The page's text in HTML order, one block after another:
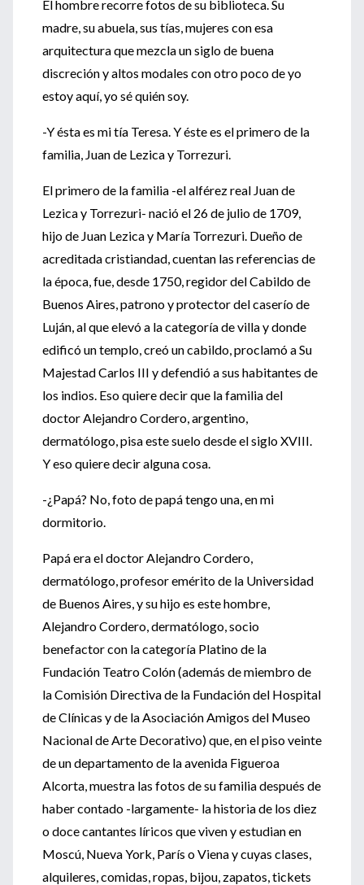
El hombre recorre fotos de su biblioteca. Su
madre, su abuela, sus tías, mujeres con esa
arquitectura que mezcla un siglo de buena
discreción y altos modales con otro poco de yo
estoy aquí, yo sé quién soy.
-Y ésta es mi tía Teresa. Y éste es el primero de la
familia, Juan de Lezica y Torrezuri.
El primero de la familia -el alférez real Juan de
Lezica y Torrezuri- nació el 26 de julio de 1709,
hijo de Juan Lezica y María Torrezuri. Dueño de
acreditada cristiandad, cuentan las referencias de
la época, fue, desde 1750, regidor del Cabildo de
Buenos Aires, patrono y protector del caserío de
Luján, al que elevó a la categoría de villa y donde
edificó un templo, creó un cabildo, proclamó a Su
Majestad Carlos III y defendió a sus habitantes de
los indios. Eso quiere decir que la familia del
doctor Alejandro Cordero, argentino,
dermatólogo, pisa este suelo desde el siglo XVIII.
Y eso quiere decir alguna cosa.
-¿Papá? No, foto de papá tengo una, en mi
dormitorio.
Papá era el doctor Alejandro Cordero,
dermatólogo, profesor emérito de la Universidad
de Buenos Aires, y su hijo es este hombre,
Alejandro Cordero, dermatólogo, socio
benefactor con la categoría Platino de la
Fundación Teatro Colón (además de miembro de
la Comisión Directiva de la Fundación del Hospital
de Clínicas y de la Asociación Amigos del Museo
Nacional de Arte Decorativo) que, en el piso veinte
de un departamento de la avenida Figueroa
Alcorta, muestra las fotos de su familia después de
haber contado -largamente- la historia de los diez
o doce cantantes líricos que viven y estudian en
Moscú, Nueva York, París o Viena y cuyas clases,
alquileres, comidas, ropas, bijou, zapatos, tickets